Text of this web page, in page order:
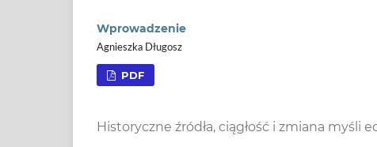
Wprowadzenie
Agnieszka Długosz
PDF
Historyczne źródła, ciągłość i zmiana myśli